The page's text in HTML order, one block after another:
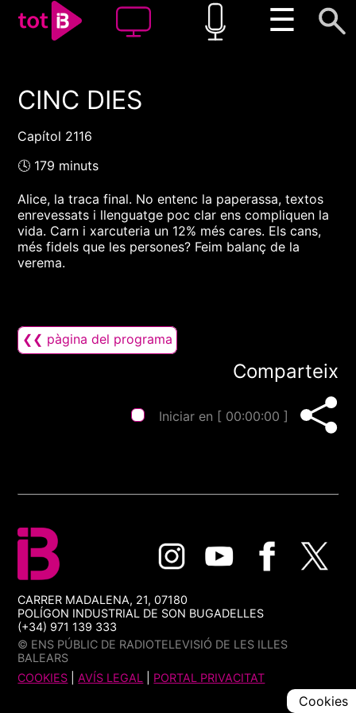
☰
00:00 00:00
CINC DIES
Capítol 2116
🕓 179 minuts
Alice, la traca final. No entenc la paperassa, textos
enrevessats i llenguatge poc clar ens compliquen la
vida. Carn i xarcuteria un 12% més cares. Els cans,
més fidels que les persones? Feim balanç de la
verema.
❮❮ pàgina del programa
Comparteix
Iniciar en [ 00:00:00 ]
CARRER MADALENA, 21, 07180
POLÍGON INDUSTRIAL DE SON BUGADELLES
(+34) 971 139 333
© ENS PÚBLIC DE RADIOTELEVISIÓ DE LES ILLES
BALEARS
COOKIES |AVÍS LEGAL PORTAL PRIVACITAT
Cookies